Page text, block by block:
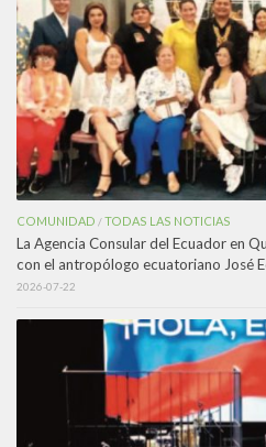
COMUNIDAD /TODAS LAS NOTICIAS
La Agencia Consular del Ecuador en
con el antropólogo ecuatoriano José
2026-07-22